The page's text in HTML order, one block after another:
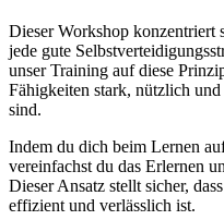
Dieser Workshop
jede gute
unser Training auf diese
Fähigkeiten stark, nützlich
sind.
Indem du dich beim Lernen
vereinfachst du das Erlernen
Dieser Ansatz stellt sicher,
effizient und verlässlich ist.